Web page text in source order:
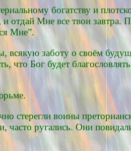
богатству и
отдай Мне все твои завтра.
Мне”.
заботу о своём
что Бог будет
воины
ругались. Они